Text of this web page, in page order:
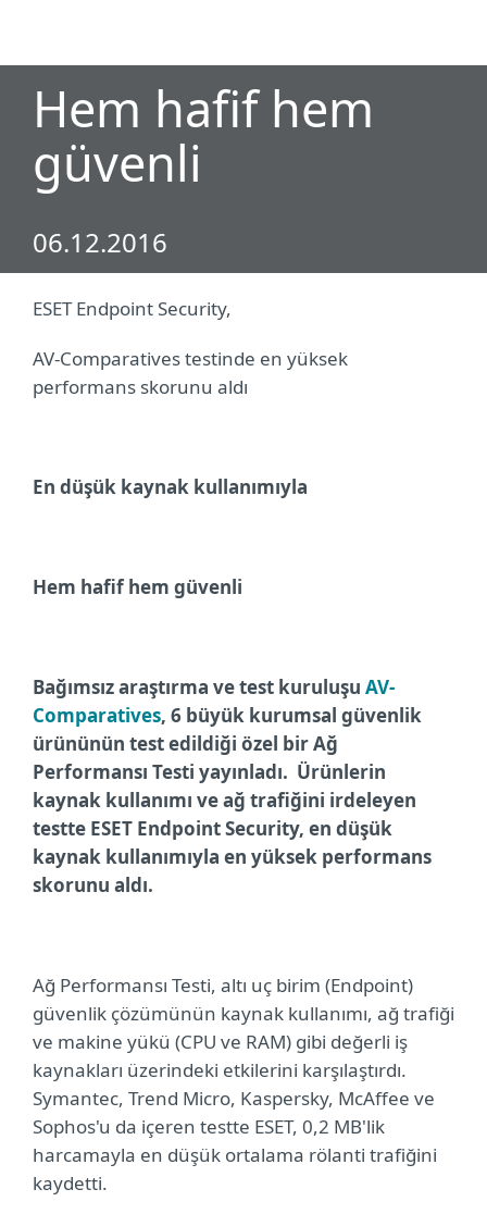
Hem hafif hem
güvenli
06.12.2016
ESET Endpoint Security,
AV-Comparatives testinde en yüksek
performans skorunu aldı
En düşük kaynak kullanımıyla
Hem hafif hem güvenli
Bağımsız araştırma ve test kuruluşu AV-
Comparatives, 6 büyük kurumsal güvenlik
ürününün test edildiği özel bir Ağ
Performansı Testi yayınladı. Ürünlerin
kaynak kullanımı ve ağ trafiğini irdeleyen
testte ESET Endpoint Security, en düşük
kaynak kullanımıyla en yüksek performans
skorunu aldı.
Ağ Performansı Testi, altı uç birim (Endpoint)
güvenlik çözümünün kaynak kullanımı, ağ trafiği
ve makine yükü (CPU ve RAM) gibi değerli iş
kaynakları üzerindeki etkilerini karşılaştırdı.
Symantec, Trend Micro, Kaspersky, McAffee ve
Sophos'u da içeren testte ESET, 0,2 MB'lik
harcamayla en düşük ortalama rölanti trafiğini
kaydetti.